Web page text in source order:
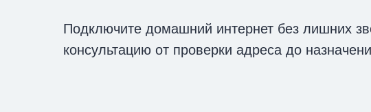
Подключите домашний интернет без лишних
консультацию от проверки адреса до